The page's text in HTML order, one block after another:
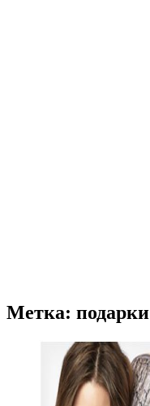
Метка: подарки